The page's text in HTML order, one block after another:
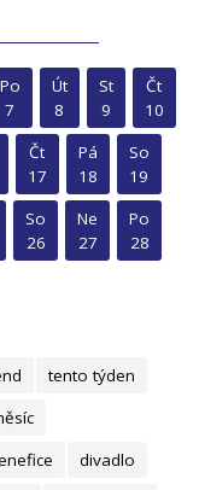
Po
7
Út
8
St
9
Čt
10
Čt
17
Pá
18
So
19
So
26
Ne
27
Po
28
tento týden
divadlo